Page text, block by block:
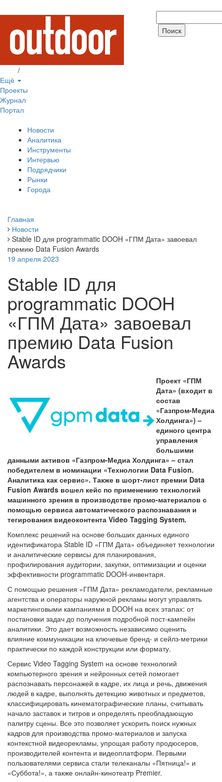
/
Ещё
Проекты
Журнал
Портал
Новости
Аналитика
Инструменты
Интервью
Подрядчики
Рынки
Города
Главная
Новости
Stable ID для programmatic DOOH «ГПМ Дата» завоевал
премию Data Fusion Awards
19 апреля 2023
Stable ID для
programmatic DOOH
«ГПМ Дата» завоевал
премию Data Fusion
Awards
Проект «ГПМ
Дата» (входит в
состав
«Газпром-Медиа
Холдинга») –
единого центра
управления
большими
данными активов «Газпром-Медиа Холдинга» – стал
победителем в номинации «Технологии Data Fusion.
Аналитика как сервис». Также в шорт-лист премии Data
Fusion Awards вошел кейс по применению технологий
машинного зрения в производстве промо-материалов с
помощью сервиса автоматического распознавания и
тегирования видеоконтента Video Tagging System.
Комплекс решений на основе больших данных единого
идентификатора Stable ID «ГПМ Дата» объединяет технологии
и аналитические сервисы для планирования,
профилирования аудитории, закупки, оптимизации и оценки
эффективности programmatic DOOH-инвентаря.
С помощью решения «ГПМ Дата» рекламодатели, рекламные
агентства и операторы наружной рекламы могут управлять
маркетинговыми кампаниями в DOOH на всех этапах: от
постановки задач до получения подробной пост-кампейн
аналитики. Это дает возможность независимо оценить
влияние коммуникации на ключевые бренд- и сейлз-метрики
практически по каждой конструкции или формату.
Сервис Video Tagging System на основе технологий
компьютерного зрения и нейронных сетей помогает
распознавать персонажей в кадре, их лица и речь, движения
людей в кадре, выполнять детекцию животных и предметов,
классифицировать кинематографические планы, считывать
начало заставок и титров и определять преобладающую
палитру сцены. Все это позволяет ускорить поиск нужных
кадров для производства промо-материалов и запуска
контекстной видеорекламы, упрощая работу продюсеров,
производителей контента и видеоплатформ. Первыми
пользователями сервиса стали телеканалы «Пятница!» и
«Суббота!», а также онлайн-кинотеатр Premier.